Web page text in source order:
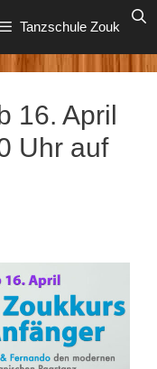
Tanzschule Zouk
16. April
Uhr auf